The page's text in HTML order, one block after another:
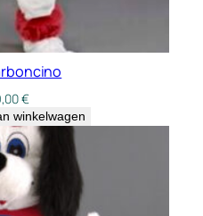
€
winkelwagen